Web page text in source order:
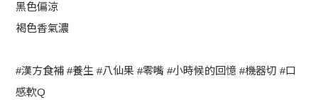
黑色偏涼
褐色香氣濃
#漢方食補 #養生 #八仙果 #零嘴 #小時候的回憶 #機器切 #口
感軟Q